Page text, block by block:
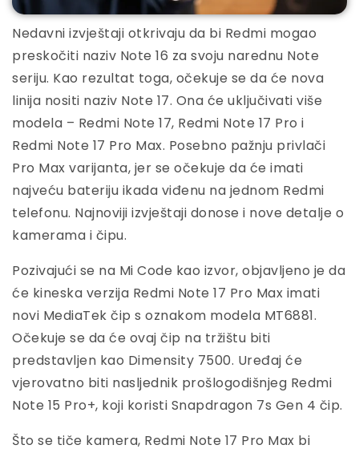
Nedavni izvještaji otkrivaju da bi Redmi mogao
preskočiti naziv Note 16 za svoju narednu Note
seriju. Kao rezultat toga, očekuje se da će nova
linija nositi naziv Note 17. Ona će uključivati više
modela – Redmi Note 17, Redmi Note 17 Pro i
Redmi Note 17 Pro Max. Posebno pažnju privlači
Pro Max varijanta, jer se očekuje da će imati
najveću bateriju ikada viđenu na jednom Redmi
telefonu. Najnoviji izvještaji donose i nove detalje o
kamerama i čipu.
Pozivajući se na Mi Code kao izvor, objavljeno je da
će kineska verzija Redmi Note 17 Pro Max imati
novi MediaTek čip s oznakom modela MT6881.
Očekuje se da će ovaj čip na tržištu biti
predstavljen kao Dimensity 7500. Uređaj će
vjerovatno biti nasljednik prošlogodišnjeg Redmi
Note 15 Pro+, koji koristi Snapdragon 7s Gen 4 čip.
Što se tiče kamera, Redmi Note 17 Pro Max bi